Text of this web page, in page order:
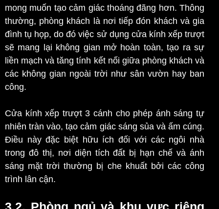
mong muốn tạo cảm giác thoáng đãng hơn. Thông
thường, phòng khách là nơi tiếp đón khách và gia
đình tụ họp, do đó việc sử dụng cửa kính xếp trượt
sẽ mang lại không gian mở hoàn toàn, tạo ra sự
liền mạch và tăng tính kết nối giữa phòng khách và
các không gian ngoài trời như sân vườn hay ban
công.
Cửa kính xếp trượt 3 cánh cho phép ánh sáng tự
nhiên tràn vào, tạo cảm giác sáng sủa và ấm cúng.
Điều này đặc biệt hữu ích đối với các ngôi nhà
trong đô thị, nơi diện tích đất bị hạn chế và ánh
sáng mặt trời thường bị che khuất bởi các công
trình lân cận.